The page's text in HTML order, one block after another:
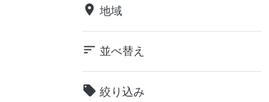
place 地域
sort 並べ替え
local_offer 絞り込み